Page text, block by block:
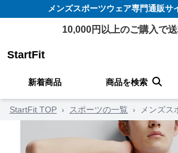
メンズスポーツウェア専門通販サ
10,000円以上のご購入で
StartFit
新着商品 商品を検索
StartFit TOP › スポーツの一覧 › メンズス